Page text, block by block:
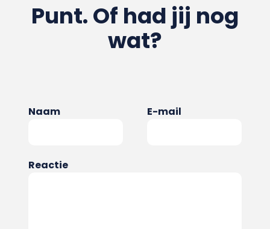
Punt. Of had jij nog
wat?
Naam E-mail
Reactie